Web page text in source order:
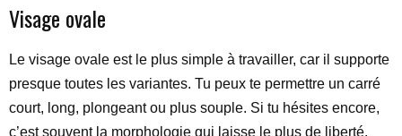
Visage ovale
Le visage ovale est le plus simple à travailler, car il supporte
presque toutes les variantes. Tu peux te permettre un carré
court, long, plongeant ou plus souple. Si tu hésites encore,
c’est souvent la morphologie qui laisse le plus de liberté.